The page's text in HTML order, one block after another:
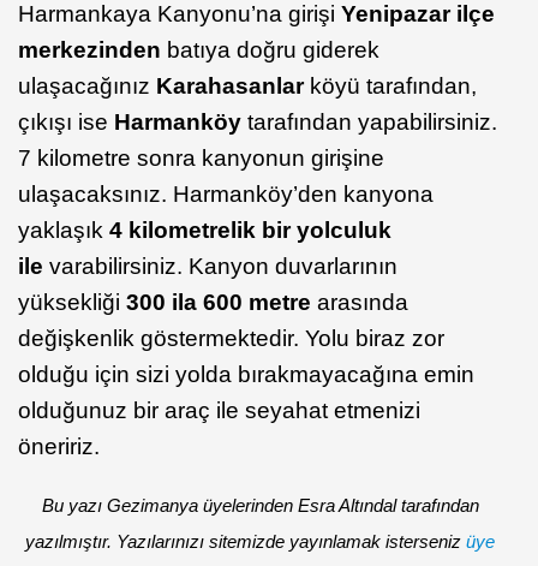
Harmankaya Kanyonu’na girişi Yenipazar ilçe
merkezinden batıya doğru giderek
ulaşacağınız Karahasanlarköyü tarafından,
çıkışı ise Harmanköy tarafından yapabilirsiniz.
7 kilometre sonra kanyonun girişine
ulaşacaksınız. Harmanköy’den kanyona
yaklaşık 4 kilometrelik bir yolculuk
ile varabilirsiniz. Kanyon duvarlarının
yüksekliği 300 ila 600 metre arasında
değişkenlik göstermektedir. Yolu biraz zor
olduğu için sizi yolda bırakmayacağına emin
olduğunuz bir araç ile seyahat etmenizi
öneririz.
Bu yazı Gezimanya üyelerinden Esra Altındal tarafından
yazılmıştır. Yazılarınızı sitemizde yayınlamak isterseniz üye